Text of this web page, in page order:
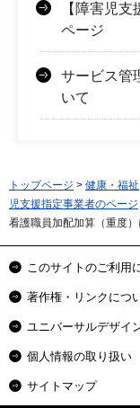
【障害児
ページ
サービス管
いて
トップページ > 健康・福祉
児支援指定事業者のページ
看護職員加配加算（重度
このサイトのご利用
著作権・リンクにつ
ユニバーサルデザイ
個人情報の取り扱い
サイトマップ